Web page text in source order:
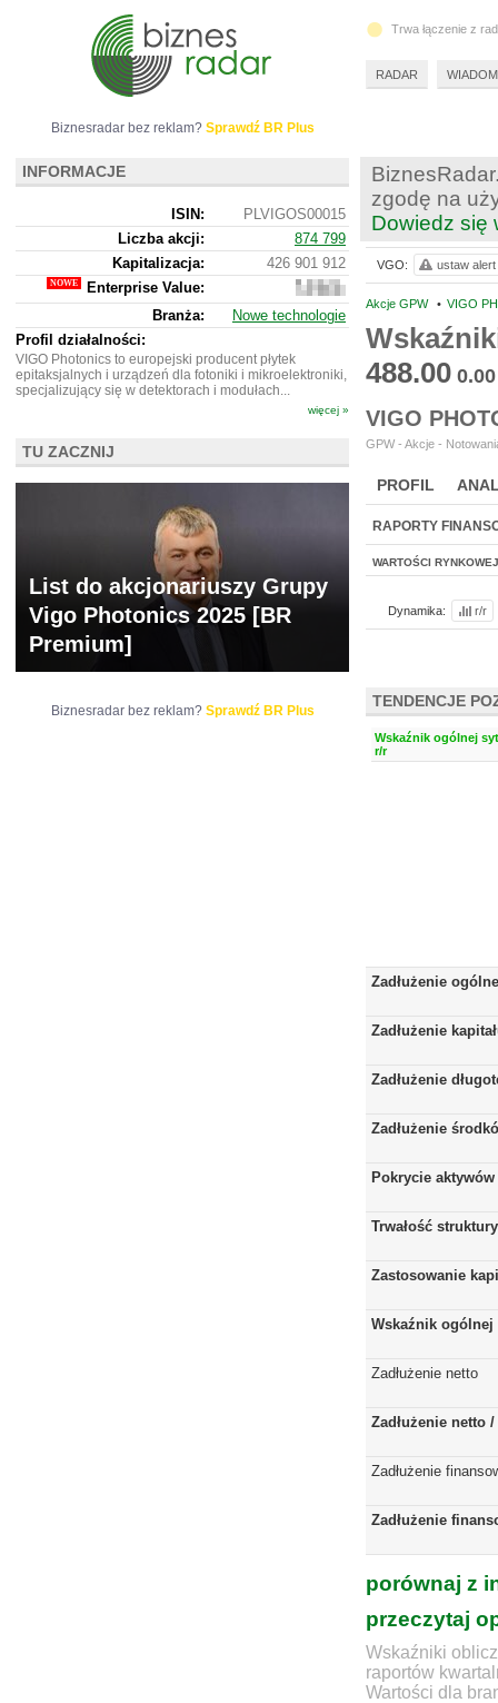
zgodę na
Dowiedz się
Akcje GPW • VIGO
488.00 0.00
VIGO
GPW - Akcje -
PROFIL
WYCENA BR
RAPORTY
WARTOŚCI RYNKOWEJ
Dynamika: r/r
TENDENCJE
Wskaźnik ogólnej
r/r
Zadłużenie ogólne
Zadłużenie
Zadłużenie
Zadłużenie
Pokrycie aktywów
Trwałość
Zastosowanie
Wskaźnik
Zadłużenie netto
Zadłużenie netto
Zadłużenie
Zadłużenie
porównaj z
przeczytaj
Wskaźniki
raportów
Wartości dla
VGO: ustaw alert
Biznesradar bez reklam? Sprawdź BR Plus
INFORMACJE
ISIN:
PLVIGOS00015
Liczba akcji:
874 799
Kapitalizacja:
426 901 912
Enterprise Value:
468
408
912
Branża:
Nowe technologie
Profil działalności:
VIGO Photonics to europejski producent płytek
epitaksjalnych i urządzeń dla fotoniki i mikroelektroniki,
specjalizujący się w detektorach i modułach...
więcej »
TU ZACZNIJ
List do akcjonariuszy Grupy
Vigo Photonics 2025 [BR
Premium]
Biznesradar bez reklam? Sprawdź BR Plus
Trwa łączenie z
RADAR